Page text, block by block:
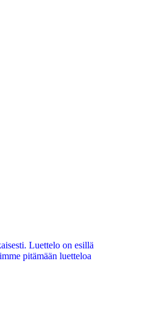
Luettelo on esillä
pitämään luetteloa